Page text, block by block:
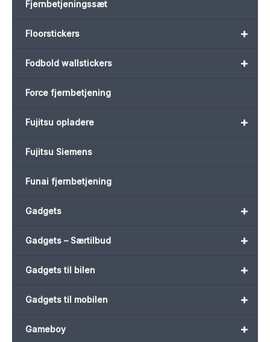
Fjernbetjeningssæt
+
Floorstickers
+
Fodbold wallstickers
Force fjernbetjening
+
Fujitsu opladere
Fujitsu Siemens
Funai fjernbetjening
+
Gadgets
+
Gadgets – Særtilbud
+
Gadgets til bilen
+
Gadgets til mobilen
+
Gameboy